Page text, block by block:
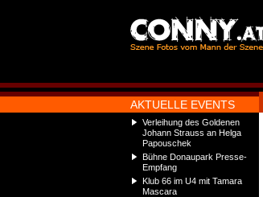
AKTUELLE EVENTS
Verleihung des Goldenen
Johann Strauss an Helga
Papouschek
Bühne Donaupark Presse-
Empfang
Klub 66 im U4 mit Tamara
Mascara